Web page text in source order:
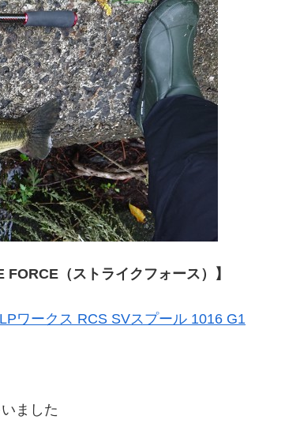
（ストライクフォース）】
ワークス RCS SVスプール 1016 G1
ました